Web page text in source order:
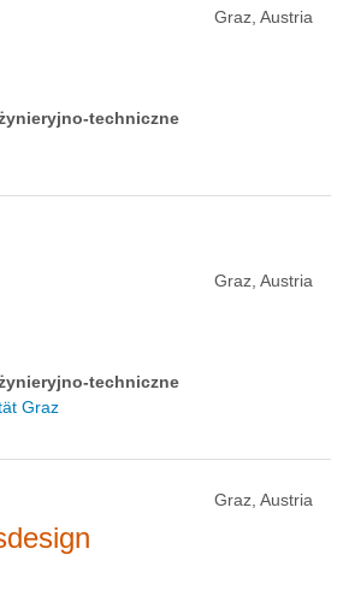
Graz, Austria
techniczne
Graz, Austria
techniczne
Graz
Graz, Austria